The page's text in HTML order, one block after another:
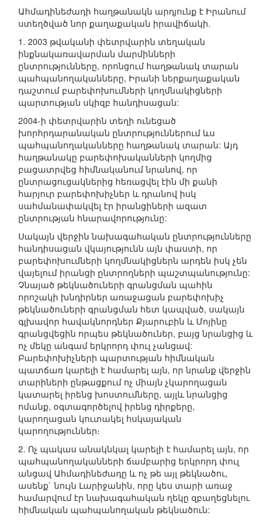
Ահմադինեժադի հաղթանակն արդյունք է Իրանում
ստեղծված նոր քաղաքական իրավիճակի.
1. 2003 թվականի փետրվարին տեղական
ինքնակառավարման մարմինների
ընտրությունները, որոնցում հաղթանակ տարան
պահպանողականները, Իրանի ներքաղաքական
դաշտում բարեփոխումների կողմնակիցների
պարտության սկիզբ հանդիսացան:
2004-ի փետրվարին տեղի ունեցած
խորհրդարանական ընտրություններում ևս
պահպանողականները հաղթանակ տարան: Այդ
հաղթանակը բարեփոխականների կողմից
բացատրվեց հիմնականում նրանով, որ
ընտրացուցակներից հեռացվել էին մի քանի
հարյուր բարեփոխիչներ և դրանով իսկ
սահմանափակվել էր իրանցիների ազատ
ընտրության հնարավորությունը:
Սակայն վերջին նախագահական ընտրությունները
հանդիսացան վկայությունն այն փաստի, որ
բարեփոխումների կողմնակիցներն արդեն իսկ չեն
վայելում իրանցի ընտրողների պաշտպանությունը:
Չնայած թեկնածուների գրանցման պահին
որոշակի խնդիրներ առաջացան բարեփոխիչ
թեկնածուների գրանցման հետ կապված, սակայն
գլխավոր հավակնորդներ Քյարուբին և Մոյինը
գրանցվեցին որպես թեկնածուներ, բայց նրանցից և
ոչ մեկը անգամ երկրորդ փուլ չանցավ:
Բարեփոխիչների պարտության հիմնական
պատճառ կարելի է համարել այն, որ նրանք վերջին
տարիների ընթացքում ոչ միայն չկարողացան
կատարել իրենց խոստումները, այլև նրանցից
ոմանք, օգտագործելով իրենց դիրքերը,
կարողացան կուտակել հսկայական
կարողություններ։
2. Ոչ պակաս անակնկալ կարելի է համարել այն, որ
պահպանողականների ճամբարից երկրորդ փուլ
անցավ Ահմադինեժադը և ոչ թե այլ թեկնածու,
ասենք` նույն Լարիջանին, որը կես տարի առաջ
համարվում էր նախագահական ղեկը զբաղեցնելու
հիմնական պահպանողական թեկնածուն: